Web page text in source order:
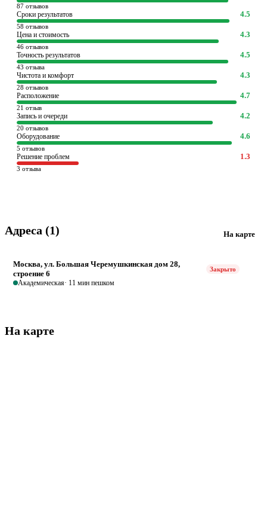
87 отзывов
Сроки результатов 4.5
58 отзывов
Цена и стоимость 4.3
46 отзывов
Точность результатов 4.5
43 отзыва
Чистота и комфорт 4.3
28 отзывов
Расположение 4.7
21 отзыв
Запись и очереди 4.2
20 отзывов
Оборудование 4.6
5 отзывов
Решение проблем 1.3
3 отзыва
Адреса (1) На карте
Москва, ул. Большая Черемушкинская дом 28,
строение 6
Закрыто
Академическая· 11 мин пешком
На карте